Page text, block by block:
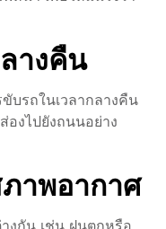
างคืน
บรถในเวลากลางคืน
องไปยังถนนอย่าง
าพอากาศ